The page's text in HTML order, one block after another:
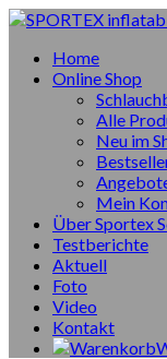
Home
Online Shop
Alle
Neu im
Mein
Über Sportex
Testberichte
Aktuell
Foto
Video
Kontakt